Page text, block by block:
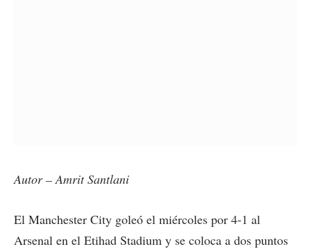
Autor – Amrit Santlani
El Manchester City goleó el miércoles por 4-1 al
Arsenal en el Etihad Stadium y se coloca a dos puntos